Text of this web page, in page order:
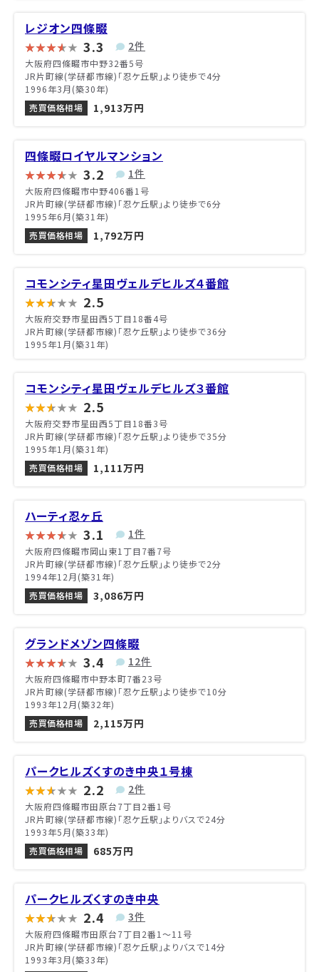
レジオン四條畷
3.3 2件
大阪府四條畷市中野32番5号
JR片町線(学研都市線)「忍ケ丘駅」より徒歩で4分
1996年3月(築30年)
売買価格相場
1,913万円
四條畷ロイヤルマンション
3.2 1件
大阪府四條畷市中野406番1号
JR片町線(学研都市線)「忍ケ丘駅」より徒歩で6分
1995年6月(築31年)
売買価格相場
1,792万円
コモンシティ星田ヴェルデヒルズ４番館
2.5
大阪府交野市星田西5丁目18番4号
JR片町線(学研都市線)「忍ケ丘駅」より徒歩で36分
1995年1月(築31年)
コモンシティ星田ヴェルデヒルズ３番館
2.5
大阪府交野市星田西5丁目18番3号
JR片町線(学研都市線)「忍ケ丘駅」より徒歩で35分
1995年1月(築31年)
売買価格相場
1,111万円
ハーティ忍ヶ丘
3.1 1件
大阪府四條畷市岡山東1丁目7番7号
JR片町線(学研都市線)「忍ケ丘駅」より徒歩で2分
1994年12月(築31年)
売買価格相場
3,086万円
グランドメゾン四條畷
3.4 12件
大阪府四條畷市中野本町7番23号
JR片町線(学研都市線)「忍ケ丘駅」より徒歩で10分
1993年12月(築32年)
売買価格相場
2,115万円
パークヒルズくすのき中央１号棟
2.2 2件
大阪府四條畷市田原台7丁目2番1号
JR片町線(学研都市線)「忍ケ丘駅」よりバスで24分
1993年5月(築33年)
売買価格相場
685万円
パークヒルズくすのき中央
2.4 3件
大阪府四條畷市田原台7丁目2番1〜11号
JR片町線(学研都市線)「忍ケ丘駅」よりバスで14分
1993年3月(築33年)